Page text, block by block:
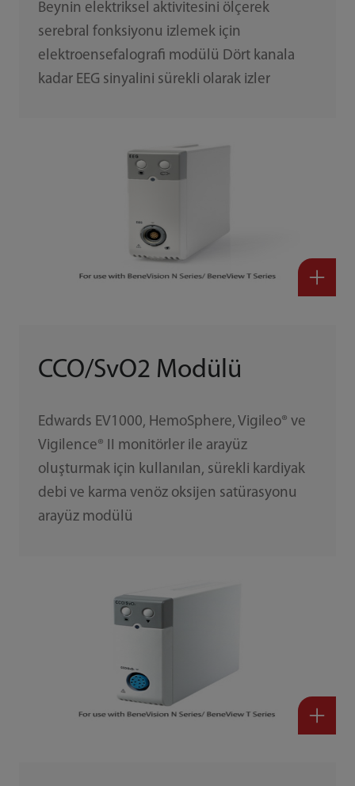
Beynin elektriksel aktivitesini ölçerek
serebral fonksiyonu izlemek için
elektroensefalografi modülü Dört kanala
kadar EEG sinyalini sürekli olarak izler
CCO/SvO2 Modülü
Edwards EV1000, HemoSphere, Vigileo® ve
Vigilence® II monitörler ile arayüz
oluşturmak için kullanılan, sürekli kardiyak
debi ve karma venöz oksijen satürasyonu
arayüz modülü